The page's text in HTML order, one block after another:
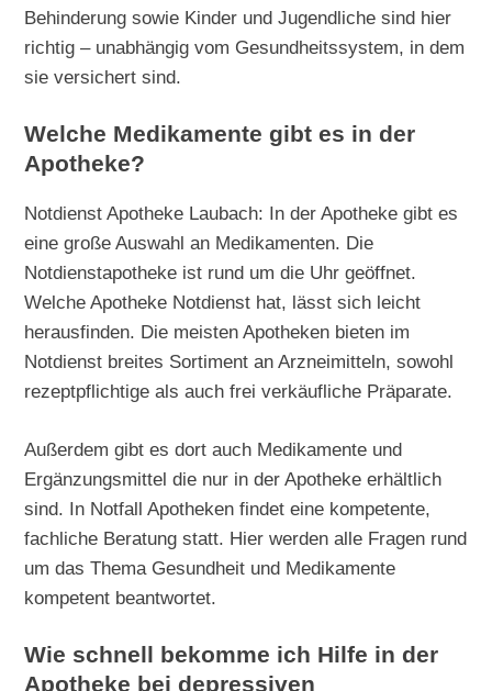
Behinderung sowie Kinder und Jugendliche sind hier
richtig – unabhängig vom Gesundheitssystem, in dem
sie versichert sind.
Welche Medikamente gibt es in der
Apotheke?
Notdienst Apotheke Laubach: In der Apotheke gibt es
eine große Auswahl an Medikamenten. Die
Notdienstapotheke ist rund um die Uhr geöffnet.
Welche Apotheke Notdienst hat, lässt sich leicht
herausfinden. Die meisten Apotheken bieten im
Notdienst breites Sortiment an Arzneimitteln, sowohl
rezeptpflichtige als auch frei verkäufliche Präparate.
Außerdem gibt es dort auch Medikamente und
Ergänzungsmittel die nur in der Apotheke erhältlich
sind. In Notfall Apotheken findet eine kompetente,
fachliche Beratung statt. Hier werden alle Fragen rund
um das Thema Gesundheit und Medikamente
kompetent beantwortet.
Wie schnell bekomme ich Hilfe in der
Apotheke bei depressiven